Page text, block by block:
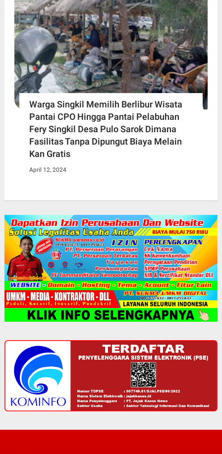
Warga Singkil Memilih Berlibur Wisata
Pantai CPO Hingga Pantai Pelabuhan
Fery Singkil Desa Pulo Sarok Dimana
Fasilitas Tanpa Dipungut Biaya Melain
Kan Gratis
April 12, 2024